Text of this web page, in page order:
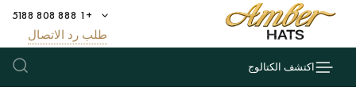
+1 888 808 5188
طلب رد الاتصال
اكتشف الكتالوج